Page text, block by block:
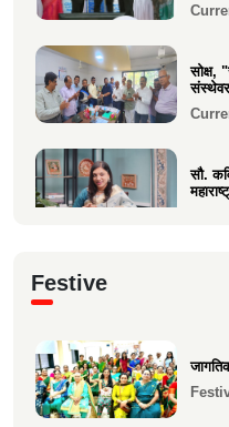
सोक्ष,
सौ.
चे
Festive